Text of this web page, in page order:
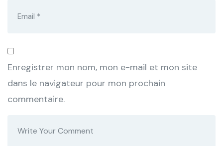
Enregistrer mon nom, mon e-mail et mon site
dans le navigateur pour mon prochain
commentaire.